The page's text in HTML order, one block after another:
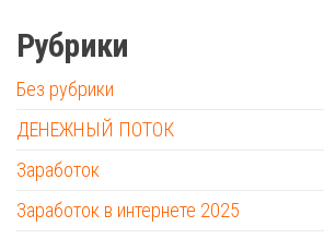
Рубрики
Без рубрики
ДЕНЕЖНЫЙ ПОТОК
Заработок
Заработок в интернете 2025